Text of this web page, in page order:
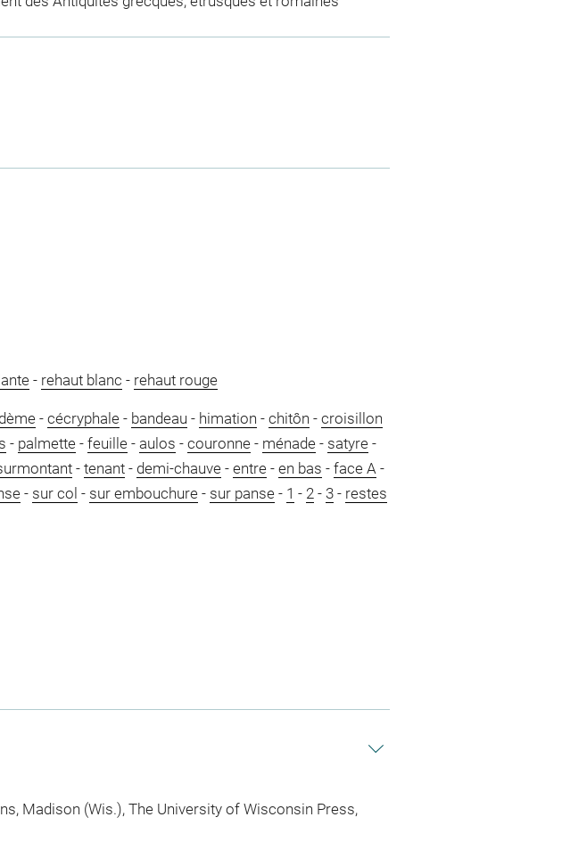
- rehaut blanc - rehaut rouge
- cécryphale- bandeau - himation - chitôn - croisillon
- palmette- feuille- aulos - couronne- ménade- satyre-
- tenant- demi-chauve- entre- en bas - face A-
- sur col - sur embouchure- sur panse- 1 - 2- 3- restes
Madison (Wis.), The University of Wisconsin Press,